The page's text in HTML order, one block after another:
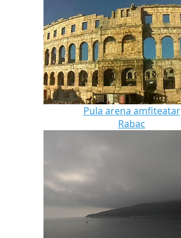
Pula arena amfiteatar
Rabac